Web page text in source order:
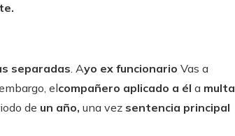
separadas. Ayo ex funcionario Vas a
elcompañero aplicado a él a multa
de un año, una vez sentencia principal